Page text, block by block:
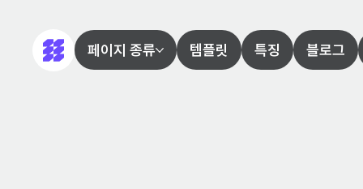
페이지 종류 템플릿 특징 블로그